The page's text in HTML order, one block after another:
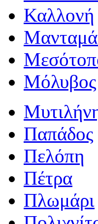
Καλλονή
Μόλυβος
Παπάδος
Πελόπη
Πέτρα
Πλωμάρι